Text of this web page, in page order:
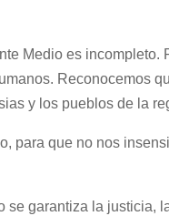
Medio es
Reconocemos
y los pueblos de la
para que no nos
garantiza la justicia,